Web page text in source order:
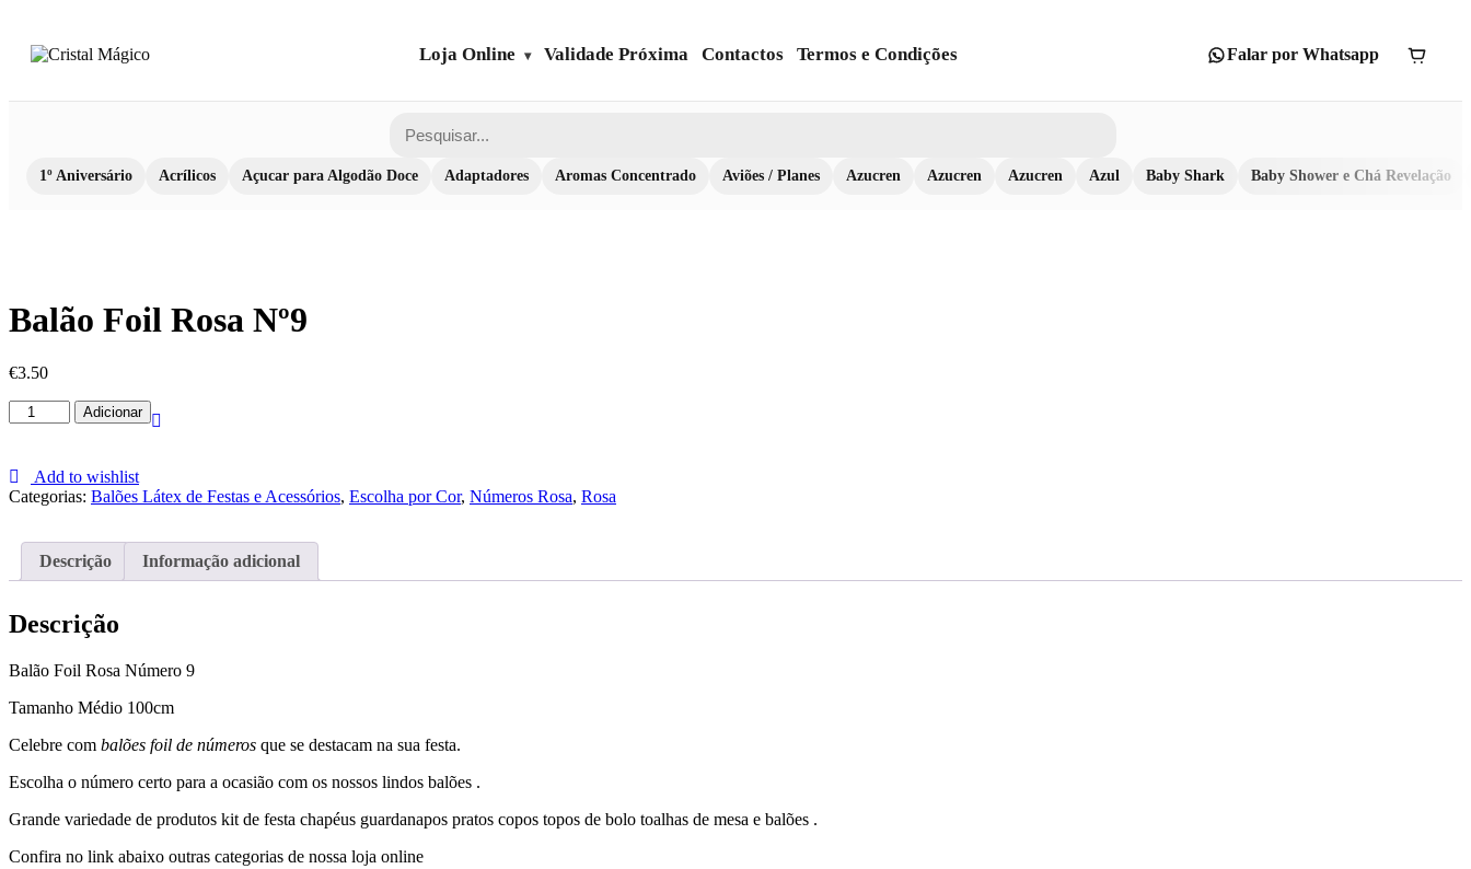
Loja Online Validade Próxima Contactos Termos e Condições Falar por Whatsapp
1º Aniversário Acrílicos Açucar para Algodão Doce Adaptadores Aromas Concentrado Aviões / Planes Azucren Azucren Azucren Azul Baby Shark Baby Shower e Chá Revelação
Balão Foil Rosa Nº9
€3.50
Quantidade
de
Foil
Rosa
Nº9
Adicionar
Add to wishlist
Categorias: Balões Látex de Festas e Acessórios, Escolha por Cor, Números Rosa, Rosa
Descrição Informação adicional
Descrição
Balão Foil Rosa Número 9
Tamanho Médio 100cm
Celebre com balões foil de números que se destacam na sua festa.
Escolha o número certo para a ocasião com os nossos lindos balões .
Grande variedade de produtos kit de festa chapéus guardanapos pratos copos topos de bolo toalhas de mesa e balões .
Confira no link abaixo outras categorias de nossa loja online